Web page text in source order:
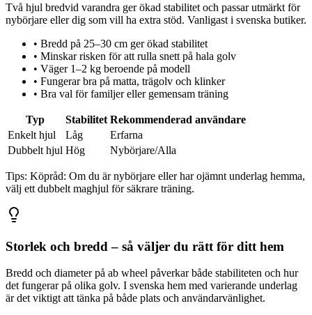
Två hjul bredvid varandra ger ökad stabilitet och passar utmärkt för
nybörjare eller dig som vill ha extra stöd. Vanligast i svenska butiker.
• Bredd på 25–30 cm ger ökad stabilitet
• Minskar risken för att rulla snett på hala golv
• Väger 1–2 kg beroende på modell
• Fungerar bra på matta, trägolv och klinker
• Bra val för familjer eller gemensam träning
Typ Stabilitet Rekommenderad användare
Enkelt hjul
Låg
Erfarna
Dubbelt hjul Hög Nybörjare/Alla
Tips: Köpråd: Om du är nybörjare eller har ojämnt underlag hemma,
välj ett dubbelt maghjul för säkrare träning.
Storlek och bredd – så väljer du rätt för ditt hem
Bredd och diameter på ab wheel påverkar både stabiliteten och hur
det fungerar på olika golv. I svenska hem med varierande underlag
är det viktigt att tänka på både plats och användarvänlighet.